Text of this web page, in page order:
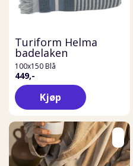
Turiform Helma
badelaken
100x150 Blå
449,-
Kjøp